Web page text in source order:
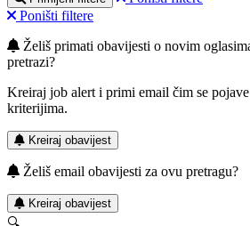
Poništi filtere
Želiš primati obavijesti o novim
pretrazi?
Kreiraj job alert i primi email čim se
kriterijima.
Kreiraj obavijest
Želiš email obavijesti za ovu pretragu?
Kreiraj obavijest
🔍